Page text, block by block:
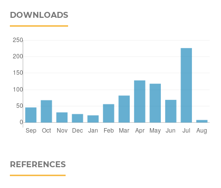
DOWNLOADS
REFERENCES